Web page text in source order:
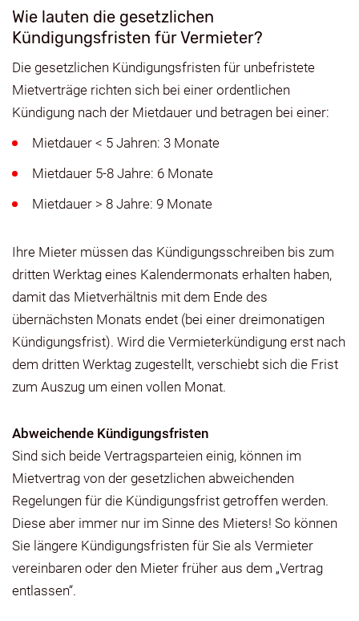
Wie lauten die gesetzlichen
Kündigungsfristen für Vermieter?
Die gesetzlichen Kündigungsfristen für unbefristete
Mietverträge richten sich bei einer ordentlichen
Kündigung nach der Mietdauer und betragen bei einer:
Mietdauer < 5 Jahren: 3 Monate
Mietdauer 5-8 Jahre: 6 Monate
Mietdauer > 8 Jahre: 9 Monate
Ihre Mieter müssen das Kündigungsschreiben bis zum
dritten Werktag eines Kalendermonats erhalten haben,
damit das Mietverhältnis mit dem Ende des
übernächsten Monats endet (bei einer dreimonatigen
Kündigungsfrist). Wird die Vermieterkündigung erst nach
dem dritten Werktag zugestellt, verschiebt sich die Frist
zum Auszug um einen vollen Monat.
Abweichende Kündigungsfristen
Sind sich beide Vertragsparteien einig, können im
Mietvertrag von der gesetzlichen abweichenden
Regelungen für die Kündigungsfrist getroffen werden.
Diese aber immer nur im Sinne des Mieters! So können
Sie längere Kündigungsfristen für Sie als Vermieter
vereinbaren oder den Mieter früher aus dem „Vertrag
entlassen“.